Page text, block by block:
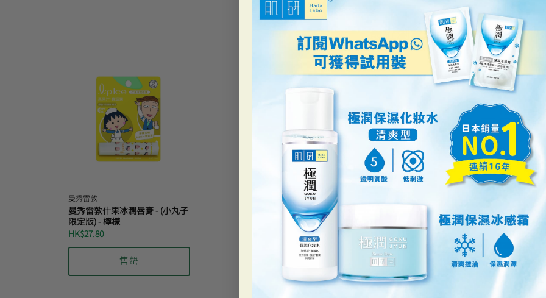
最近瀏覽過的
曼秀雷敦
曼秀雷敦什果冰潤唇膏 - (小丸子
限定版) - 檸檬
HK$27.80
售罄